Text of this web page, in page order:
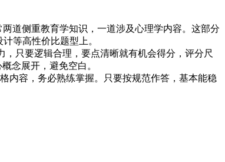
道侧重教育学知识，一道涉及心理学内容。这部分
等高性价比题型上。
只要逻辑合理，要点清晰就有机会得分，评分尺
念展开，避免空白。
内容，务必熟练掌握。只要按规范作答，基本能稳